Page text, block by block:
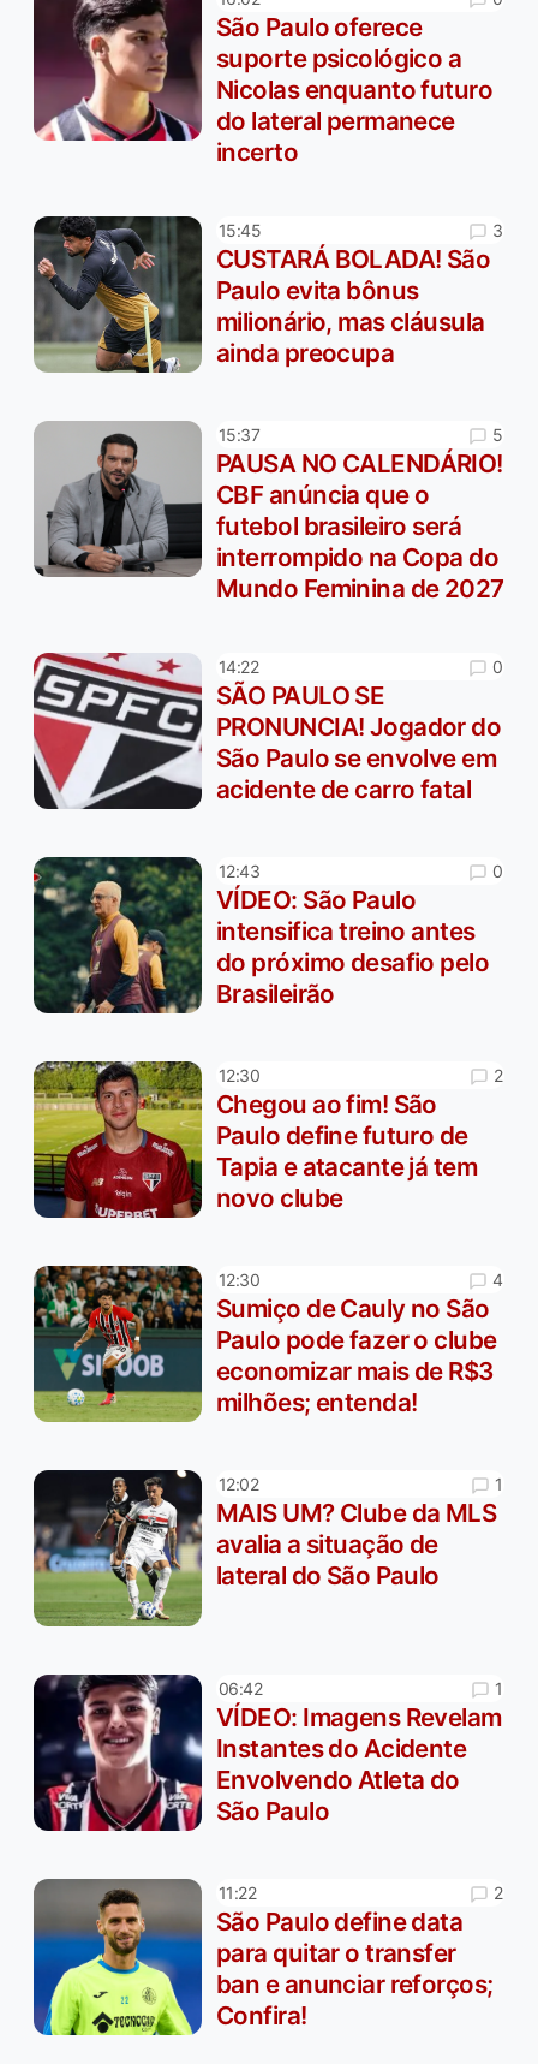
São Paulo oferece
suporte psicológico a
Nicolas enquanto futuro
do lateral permanece
incerto
15:45 3
CUSTARÁ BOLADA! São
Paulo evita bônus
milionário, mas cláusula
ainda preocupa
15:37 5
PAUSA NO CALENDÁRIO!
CBF anúncia que o
futebol brasileiro será
interrompido na Copa do
Mundo Feminina de 2027
14:22 0
SÃO PAULO SE
PRONUNCIA! Jogador do
São Paulo se envolve em
acidente de carro fatal
12:43 0
VÍDEO: São Paulo
intensifica treino antes
do próximo desafio pelo
Brasileirão
12:30 2
Chegou ao fim! São
Paulo define futuro de
Tapia e atacante já tem
novo clube
12:30 4
Sumiço de Cauly no São
Paulo pode fazer o clube
economizar mais de R$3
milhões; entenda!
12:02 1
MAIS UM? Clube da MLS
avalia a situação de
lateral do São Paulo
06:42 1
VÍDEO: Imagens Revelam
Instantes do Acidente
Envolvendo Atleta do
São Paulo
11:22 2
São Paulo define data
para quitar o transfer
ban e anunciar reforços;
Confira!